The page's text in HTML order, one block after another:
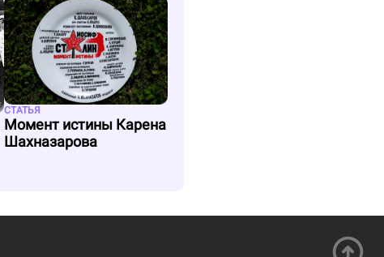
СТАТЬЯ
Момент истины Карена
Шахназарова